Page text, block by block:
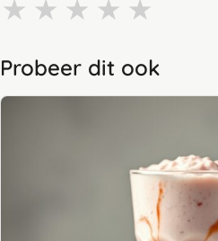
★ ★ ★ ★ ★
Probeer dit ook